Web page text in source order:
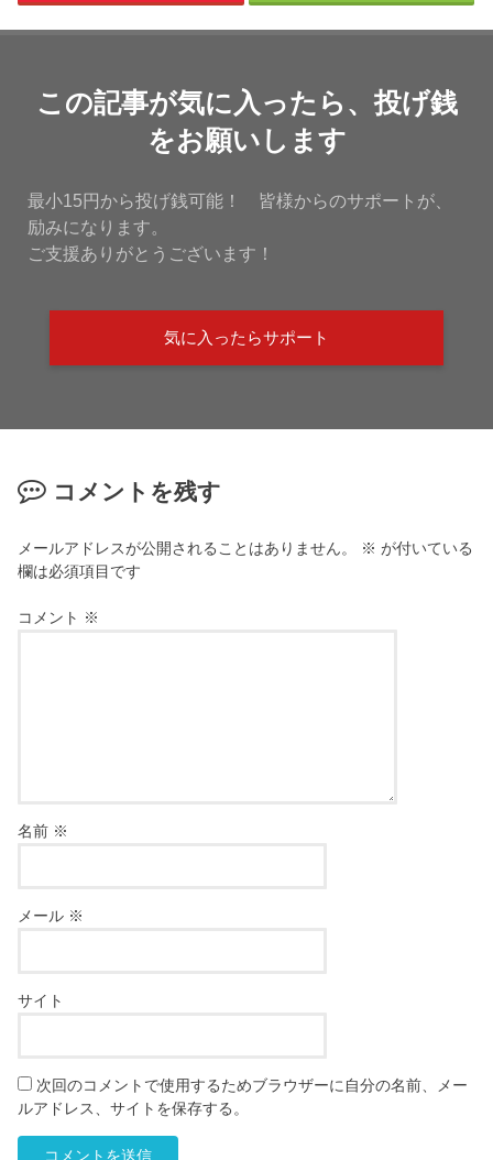
この記事が気に入ったら、投げ銭
をお願いします
最小15円から投げ銭可能！ 皆様からのサポートが、
励みになります。
ご支援ありがとうございます！
気に入ったらサポート
コメントを残す
メールアドレスが公開されることはありません。 ※ が付いている
欄は必須項目です
コメント ※
名前 ※
メール ※
サイト
次回のコメントで使用するためブラウザーに自分の名前、メー
ルアドレス、サイトを保存する。